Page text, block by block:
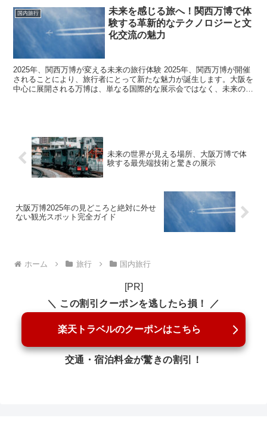
国内旅行
未来を感じる旅へ！関西万博で体
験する革新的なテクノロジーと文
化交流の魅力
2025年、関西万博が変える未来の旅行体験 2025年、関西万博が開催
されることにより、旅行者にとって新たな魅力が誕生します。大阪を
中心に展開される万博は、単なる国際的な展示会ではなく、未来の都
未来の世界が見える場所、大阪万博で体
験する最先端技術と驚きの展示
大阪万博2025年の見どころと絶対に外せ
ない観光スポット完全ガイド
ホーム 旅行 国内旅行
[PR]
＼ この割引クーポンを逃したら損！ ／
楽天トラベルのクーポンはこちら
交通・宿泊料金が驚きの割引！